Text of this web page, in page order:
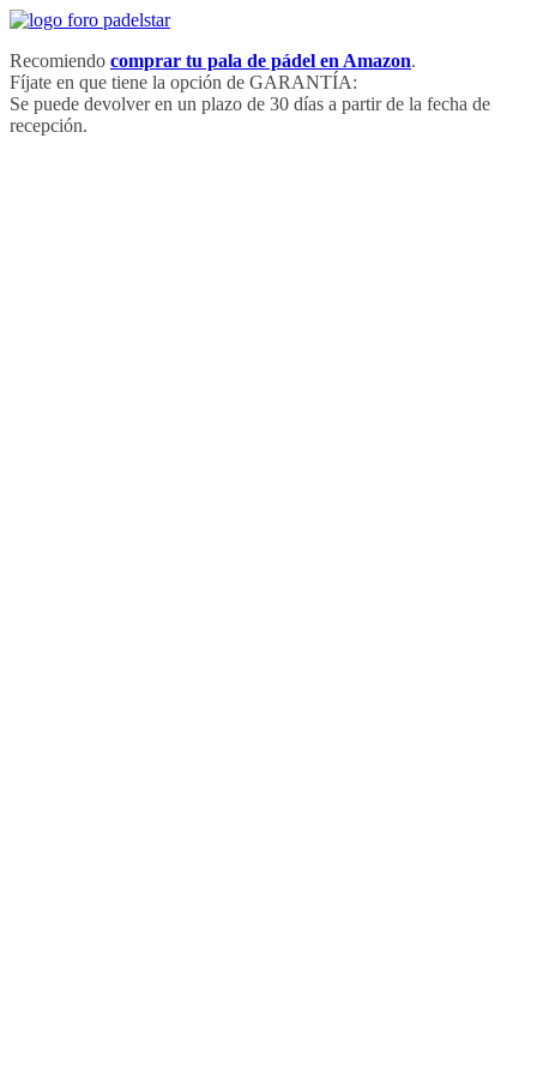
Saltar
contenido
Recomiendo comprar tu pala de pádel en Amazon.
Fíjate en que tiene la opción de GARANTÍA:
Se puede devolver en un plazo de 30 días a partir de la fecha de
recepción.